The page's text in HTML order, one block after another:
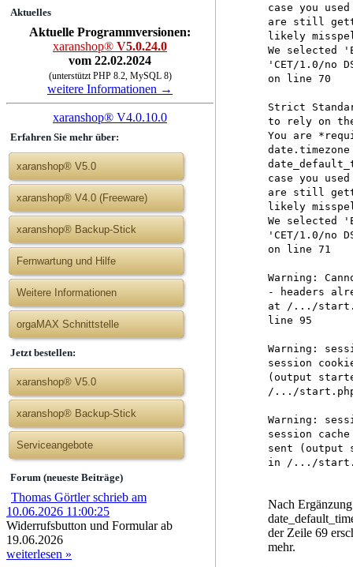
Aktuelles
Aktuelle Programmversionen:
xaranshop® V5.0.24.0
vom 22.02.2024
(unterstützt PHP 8.2, MySQL 8)
weitere Informationen →
xaranshop® V4.0.10.0
Erfahren Sie mehr über:
xaranshop® V5.0
xaranshop® V4.0 (Freeware)
xaranshop® Backup-Stick
Fernwartung und Hilfe
Weitere Informationen
orgaMAX Schnittstelle
Jetzt bestellen:
xaranshop® V5.0
xaranshop® Backup-Stick
Serviceangebote
Forum (neueste Beiträge)
Thomas Görtler schrieb am
10.06.2026 11:00:25
Widerrufsbutton und Formular ab
19.06.2026
weiterlesen »
case you
are still
likely
We selected
'CET/1.0/no
on line 70
Strict
to rely on
You are
case you
are still
likely
We selected
'CET/1.0/no
on line 71
Warning:
- headers
at /.../
line 95
Warning:
session
(output
/.../
Warning:
session
sent
in /.../
Nach
der Zeile 69
mehr.